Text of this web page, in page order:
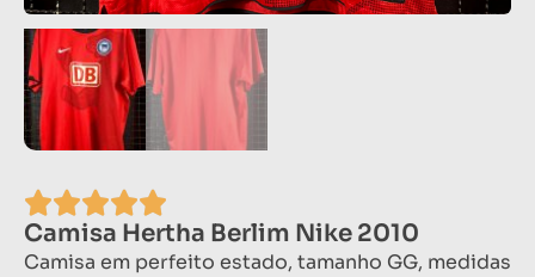
Camisa Hertha Berlim Nike 2010
Camisa em perfeito estado, tamanho GG, medidas